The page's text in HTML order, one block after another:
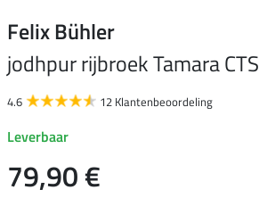
Felix Bühler
jodhpur rijbroek Tamara CTS
4.6 12 Klantenbeoordeling
Leverbaar
79,90 €